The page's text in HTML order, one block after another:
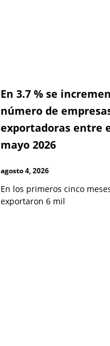
En 3.7 % se
número de
exportadoras entre
mayo 2026
agosto 4, 2026
En los primeros cinco
exportaron 6 mil